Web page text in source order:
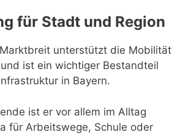
für Stadt und Region
unterstützt die Mobilität
ist ein wichtiger Bestandteil
in Bayern.
ist er vor allem im Alltag
für Arbeitswege, Schule oder